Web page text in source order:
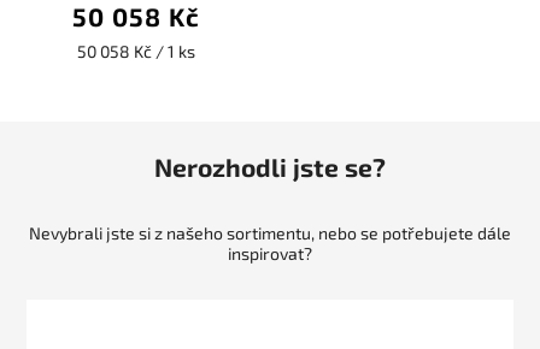
50 058 Kč
50 058 Kč / 1 ks
Nerozhodli jste se?
Nevybrali jste si z našeho sortimentu, nebo se potřebujete dále
inspirovat?